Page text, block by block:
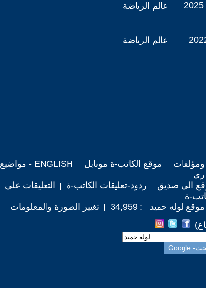
عالم الرياضة
2025
عالم الرياضة
موقع الكاتب-ة موبايل
ENGLISH - مواضيع
الى صديق ردود-تعليقات الكاتب-ة
التعليقات على
ة
لوله حميد : 34,959
تغيير الصورة والمعلومات